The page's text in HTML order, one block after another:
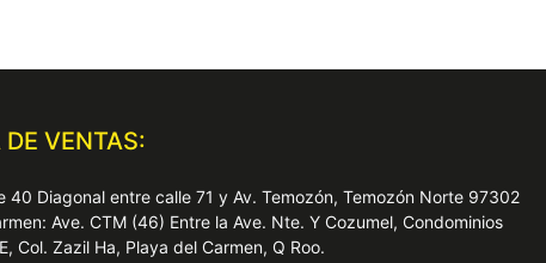
VENTAS:
40 Diagonal entre calle 71 y Av. Temozón, Temozón Norte 97302
Ave. CTM (46) Entre la Ave. Nte. Y Cozumel, Condominios
Col. Zazil Ha, Playa del Carmen, Q Roo.